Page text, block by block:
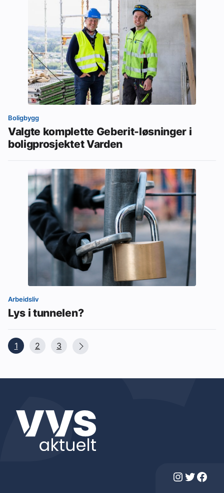
Boligbygg
Valgte komplette Geberit-løsninger i
boligprosjektet Varden
Arbeidsliv
Lys i tunnelen?
1 2 3
Instagram Twitter Facebook